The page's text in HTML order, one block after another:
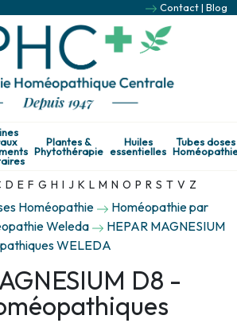
Contact| Blog
Plantes &
Phytothérapie
Huiles
essentielles
Tubes doses
D E F G H I J K L M N O P R S T V Z
Homéopathie
Homéopathie par
Weleda
HEPAR MAGNESIUM
WELEDA
D8 -